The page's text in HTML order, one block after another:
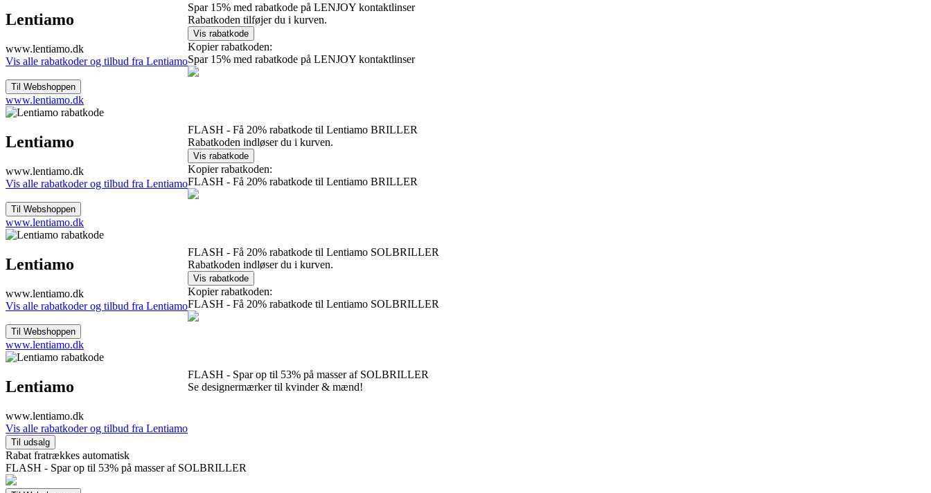
Lentiamo
www.lentiamo.dk
Vis alle rabatkoder og tilbud fra Lentiamo
Spar 15% med rabatkode på LENJOY kontaktlinser
Rabatkoden tilføjer du i kurven.
Kopier rabatkoden:
Spar 15% med rabatkode på LENJOY kontaktlinser
www.lentiamo.dk
Lentiamo
www.lentiamo.dk
Vis alle rabatkoder og tilbud fra Lentiamo
FLASH - Få 20% rabatkode til Lentiamo BRILLER
Rabatkoden indløser du i kurven.
Kopier rabatkoden:
FLASH - Få 20% rabatkode til Lentiamo BRILLER
www.lentiamo.dk
Lentiamo
www.lentiamo.dk
Vis alle rabatkoder og tilbud fra Lentiamo
FLASH - Få 20% rabatkode til Lentiamo SOLBRILLER
Rabatkoden indløser du i kurven.
Kopier rabatkoden:
FLASH - Få 20% rabatkode til Lentiamo SOLBRILLER
www.lentiamo.dk
Lentiamo
www.lentiamo.dk
Vis alle rabatkoder og tilbud fra Lentiamo
FLASH - Spar op til 53% på masser af SOLBRILLER
Se designermærker til kvinder & mænd!
Rabat fratrækkes automatisk
FLASH - Spar op til 53% på masser af SOLBRILLER